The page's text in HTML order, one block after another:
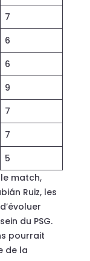
7
6
6
9
7
7
5
match,
Ruiz, les
du PSG.
pourrait
de la